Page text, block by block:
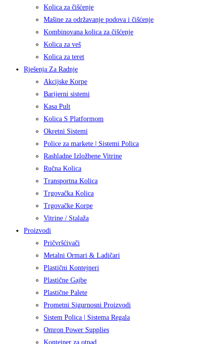
Kolica za čišćenje
Mašine za održavanje podova i čišćenje
Kombinovana kolica za čišćenje
Kolica za veš
Kolica za teret
Rješenja Za Radnje
Akcijske Korpe
Barijerni sistemi
Kasa Pult
Kolica S Platformom
Okretni Sistemi
Police za markete | Sistemi Polica
Rashladne Izložbene Vitrine
Ručna Kolica
Transportna Kolica
Trgovačka Kolica
Trgovačke Korpe
Vitrine / Stalaža
Proizvodi
Pričvršćivači
Metalni Ormari & Ladičari
Plastični Kontejneri
Plastične Gajbe
Plastične Palete
Prometni Sigurnosni Proizvodi
Sistem Polica | Sistema Regala
Omron Power Supplies
Kontejner za otpad